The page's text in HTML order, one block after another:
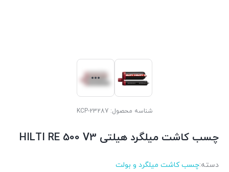
شناسه محصول:KCP-23287
چسب کاشت میلگرد هیلتی HILTI RE 500 V3
دسته:چسب کاشت میلگرد و بولت